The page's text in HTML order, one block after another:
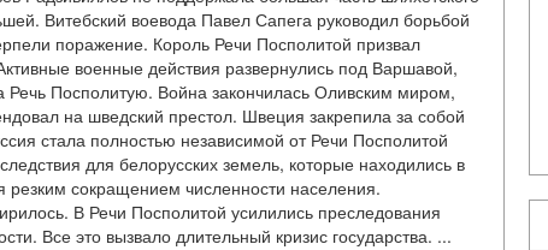
Витебский воевода Павел Сапега руководил борьбой
поражение. Король Речи Посполитой призвал
военные действия развернулись под Варшавой,
Посполитую. Война закончилась Оливским миром,
на шведский престол. Швеция закрепила за собой
стала полностью независимой от Речи Посполитой
для белорусских земель, которые находились в
резким сокращением численности населения.
В Речи Посполитой усилились преследования
Все это вызвало длительный кризис государства. ...